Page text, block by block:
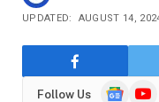
UPDATED: AUGUST 14,
Follow Us
Google